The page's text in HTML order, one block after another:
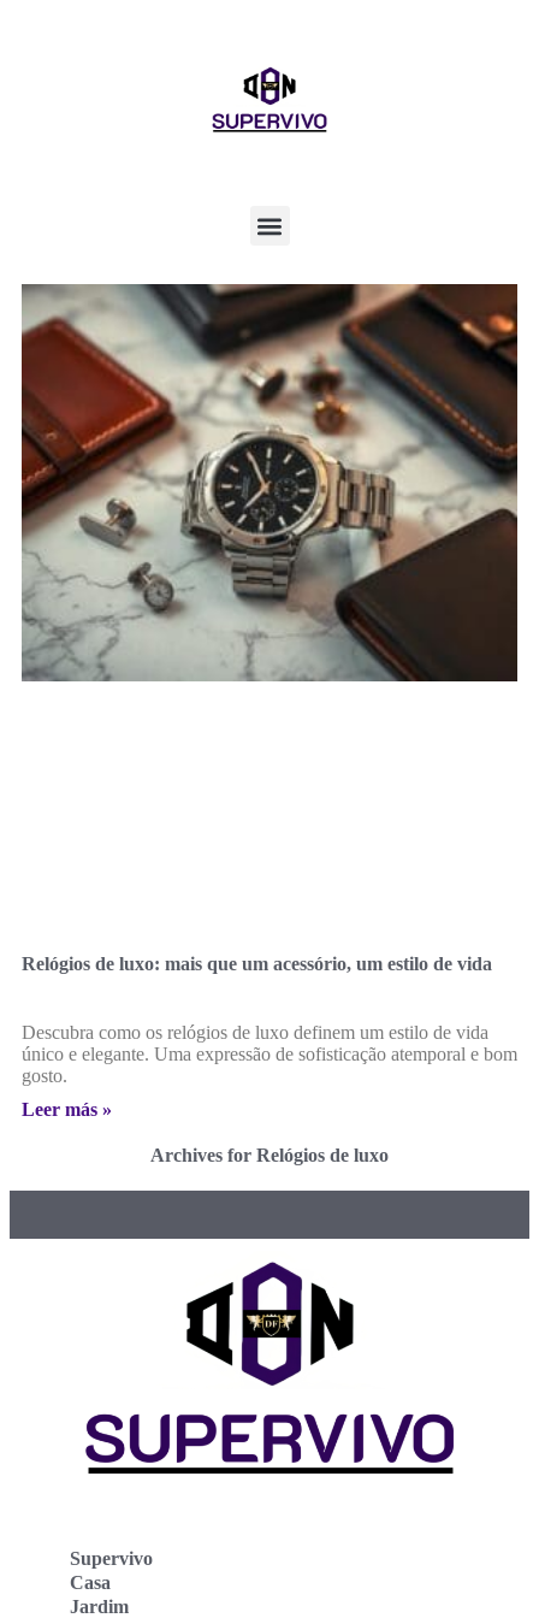
Relógios de luxo: mais que um acessório, um estilo de vida
Descubra como os relógios de luxo definem um estilo de vida
único e elegante. Uma expressão de sofisticação atemporal e bom
gosto.
Leer más »
Archives for Relógios de luxo
Supervivo
Casa
Jardim